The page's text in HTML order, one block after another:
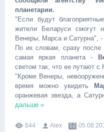
планетарии.
"Если будут благоприятные
жители Беларуси смогут
Венеры, Марса и Сатурна",
По их словам, сразу
самая яркая планета -
светом так, что ее путают
"Кроме Венеры,
время можно увидеть
оранжевая звезда, а
дальше »
644 Alex